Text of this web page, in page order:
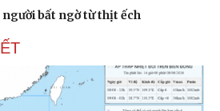
người bất ngờ từ thịt ếch